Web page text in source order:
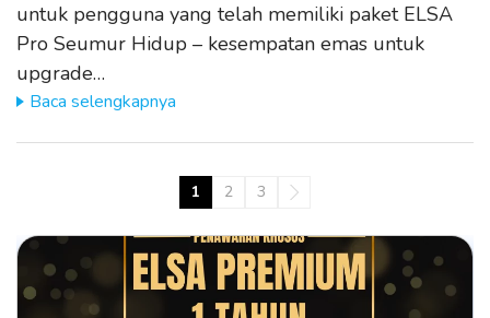
untuk pengguna yang telah memiliki paket ELSA
Pro Seumur Hidup – kesempatan emas untuk
upgrade…
Baca selengkapnya
1 2 3